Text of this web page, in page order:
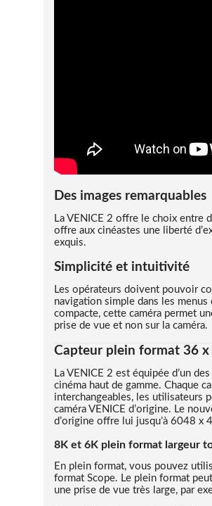
Des images remarquables
La VENICE 2 offre le choix entre
offre aux cinéastes une liberté
exquis.
Simplicité et intuitivité
Les opérateurs doivent pouvoir
navigation simple dans les
compacte, cette caméra permet
prise de vue et non sur la caméra.
Capteur plein format 36
La VENICE 2 est équipée d’un
cinéma haut de gamme. Chaque
interchangeables, les utilisateurs
caméra VENICE d’origine. Le
d’origine offre lui jusqu’à 6048 x
8K et 6K plein format largeur
En plein format, vous pouvez
format Scope. Le plein format
une prise de vue très large, par